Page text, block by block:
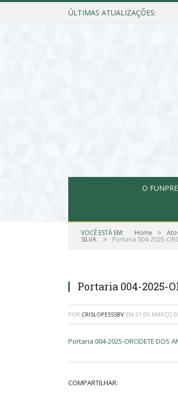
ÚLTIMAS ATUALIZAÇÕES:
O
VOCÊ ESTÁ EM: Home »
SILVA. » Portaria 004-2025-
Portaria 004-2025-
POR CRISLOPESSSBV EM 21 DE MARÇO
Portaria 004-2025-ORCIDETE DOS
COMPARTILHAR: